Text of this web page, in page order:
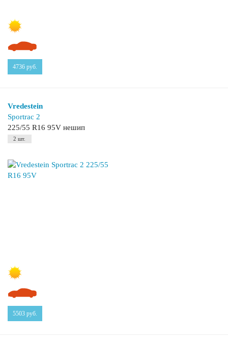
4736 руб.
Vredestein
Sportrac 2
225/55 R16 95V нешип
2 шт.
5503 руб.